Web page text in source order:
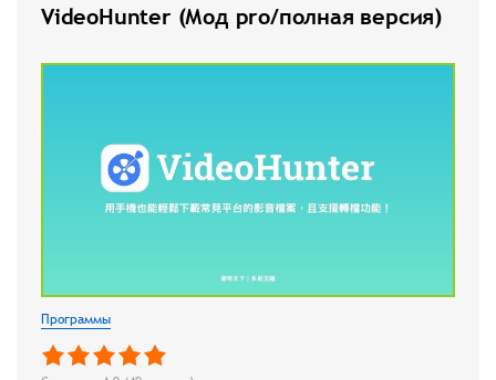
VideoHunter (Мод pro/полная версия)
Программы